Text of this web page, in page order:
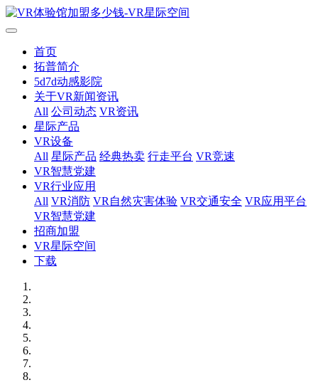
首页
拓普简介
5d7d动感影院
关于VR新闻资讯
All 公司动态 VR资讯
星际产品
VR设备
All 星际产品 经典热卖 行走平台 VR竞速
VR智慧党建
VR行业应用
All VR消防 VR自然灾害体验 VR交通安全 VR应用平台
VR智慧党建
招商加盟
VR星际空间
下载